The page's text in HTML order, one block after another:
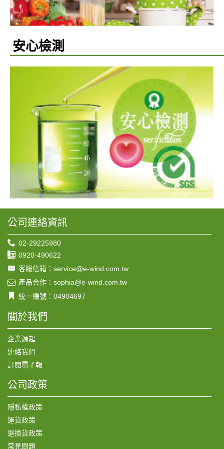
安心檢測
公司連絡資訊
02-29225980
0920-490622
客服信箱：service@e-wind.com.tw
產品合作：sophia@e-wind.com.tw
統一編號：04904697
關於我們
企業源起
連絡我們
訂閱電子報
公司政策
隱私權政策
運貨政策
退換貨政策
常見問題